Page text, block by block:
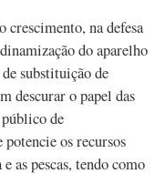
crescimento, na defesa
do aparelho
substituição de
descurar o papel das
de
os recursos
as pescas, tendo como